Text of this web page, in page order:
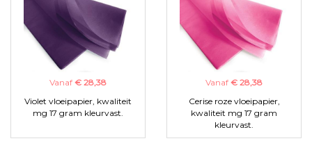
Vanaf € 28,38
Violet vloeipapier, kwaliteit
mg 17 gram kleurvast.
Vanaf € 28,38
Cerise roze vloeipapier,
kwaliteit mg 17 gram
kleurvast.